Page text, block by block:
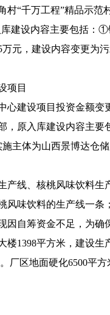
“千万工程”精品示
建设内容主要包括：
元，建设内容变更为
项目
建设项目投资金额
原入库建设内容主
主体为山西景博达仓储
产线、核桃风味饮料
风味饮料的生产线一
自筹资金不足，为
1398平方米，建设生
厂区地面硬化6500平